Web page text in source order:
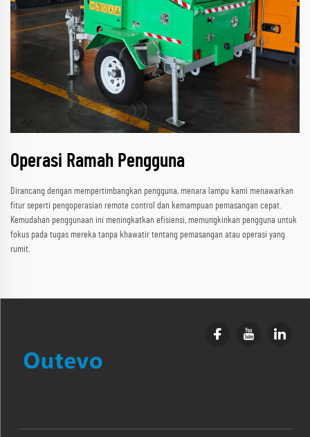
Operasi Ramah Pengguna
Dirancang dengan mempertimbangkan pengguna, menara lampu kami menawarkan
fitur seperti pengoperasian remote control dan kemampuan pemasangan cepat.
Kemudahan penggunaan ini meningkatkan efisiensi, memungkinkan pengguna untuk
fokus pada tugas mereka tanpa khawatir tentang pemasangan atau operasi yang
rumit.